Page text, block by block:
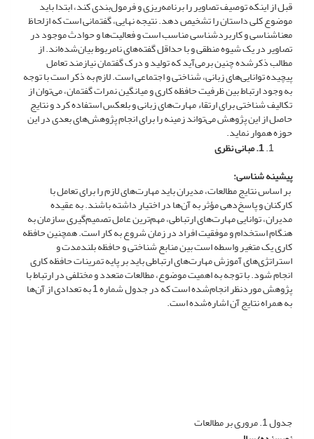
قبل از اینکه توصیف تصاویر را برنامه‌ریزی و فرمول‌بندی کند، ابتدا باید
موضوع کلی داستان را تشخیص دهد. نتیجه نهایی، گفتمانی است که ازلحاظ
معناشناسی و کاربردشناسی مناسب است و فعالیت‌ها و حوادث موجود در
تصاویر در یک شیوه منطقی و با حداقل گفته‌های نامربوط بیان‌شده‌اند. از
مطالب ذکرشده چنین برمی‌آید که تولید و درک گفتمان نیازمند تعامل
پیچیده توانایی‌های زبانی، شناختی و اجتماعی است. لازم به ذکر است با توجه
به وجود ارتباط بین ظرفیت حافظه کاری و میانگین نمرات گفتمان، می‌توان از
تکالیف شناختی برای ارتقاء مهارت‌های زبانی و بلعکس استفاده کرد و نتایج
حاصل از این پژوهش می‌تواند زمینه را برای انجام پژوهش‌های بعدی در این
حوزه هموار نماید.
1. مبانی نظری
پیشینه شناسی:
بر اساس نتایج مطالعات، مدیران باید مهارت‌های لازم را برای تعامل با
کارکنان و پاسخ‌دهی مؤثر به آن‌ها در اختیار داشته باشند. به عقیده
مدیران، توانایی مهارت‌های ارتباطی، مهم‌ترین عامل تصمیم‌گیری سازمان به
هنگام استخدام و موفقیت افراد در زمان شروع به کار است. همچنین حافظه
کاری یک متغیر واسطه است بین منابع شناختی و حافظه بلندمدت و
استراتژی‌های آموزش مهارت‌های ارتباطی باید بر پایه تمرینات حافظه کاری
انجام شود. با توجه به اهمیت موضوع، مطالعات متعدد و مختلفی در ارتباط با
پژوهش موردنظر انجام‌شده است که در جدول شماره 1 به تعدادی از آن‌ها
به همراه نتایج آن اشاره‌شده است.
جدول 1. مروری بر مطالعات